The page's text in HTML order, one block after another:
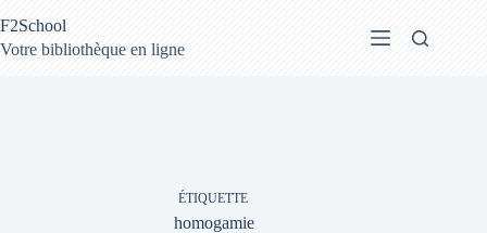
au
contenu
F2School
Votre bibliothèque en ligne
ÉTIQUETTE
homogamie